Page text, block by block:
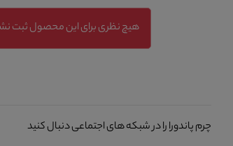
هیچ نظری برای این محصول ثبت
چرم پاندورا را در شبکه های اجتماعی دنبال کنید